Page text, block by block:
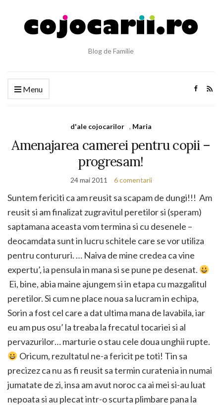
Blog de Familie
Menu
d'ale cojocarilor , Maria
Amenajarea camerei pentru copii –
progresam!
24 mai 2011 6 comentarii
Suntem fericiti ca am reusit sa scapam de dungi!!! Am
reusit si am finalizat zugravitul peretilor si (speram)
saptamana aceasta vom termina si cu desenele –
deocamdata sunt in lucru schitele care se vor utiliza
pentru contururi. … Naiva de mine credea ca vine
expertu’, ia pensula in mana si se pune pe desenat.
Ei, bine, abia maine ajungem si in etapa cu mazgalitul
peretilor. Si cum ne place noua sa lucram in echipa,
Sorin a fost cel care a dat ultima mana de lavabila, iar
eu am pus osu’ la treaba la frecatul tocariei si al
pervazurilor… marturie o stau cele doua unghii rupte.
Oricum, rezultatul ne-a fericit pe toti! Tin sa
precizez ca nu as fi reusit sa termin curatenia in numai
jumatate de zi, insa am avut noroc ca ai mei si-au luat
nepoata si au plecat intr-o scurta plimbare pana la